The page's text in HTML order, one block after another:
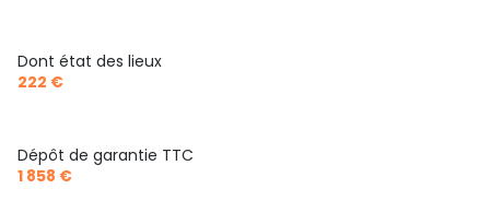
Dont état des lieux
222 €
Dépôt de garantie TTC
1 858 €